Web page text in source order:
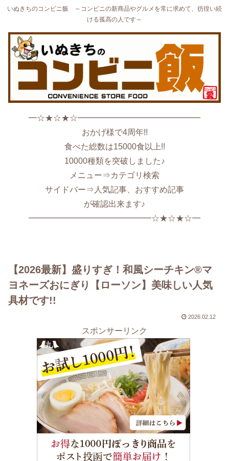
いぬきちのコンビニ飯 ～コンビニの新商品やグルメを常に求めて、彷徨い続
ける孤高の人です～
━☆★☆★☆━━━━━━━━━━━━━━━
おかげ様で4周年!!
食べた総数は15000食以上!!
10000種類を突破しました♪
メニュー⇒カテゴリ検索
サイドバー⇒人気記事、おすすめ記事
が確認出来ます♪
━━━━━━━━━━━━━━━☆★☆★☆━
【2026最新】盛りすぎ！和風シーチキン®マ
ヨネーズおにぎり【ローソン】美味しい人気
具材です!!
2026.02.12
スポンサーリンク